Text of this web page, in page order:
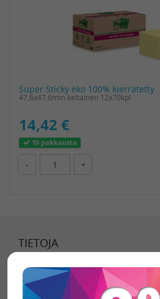
Super Sticky eko 100% kierrätetty
47,6x47,6mm keltainen 12x70kpl
14,42 €
10 pakkausta
- +
TIETOJA
Tietoa meistä